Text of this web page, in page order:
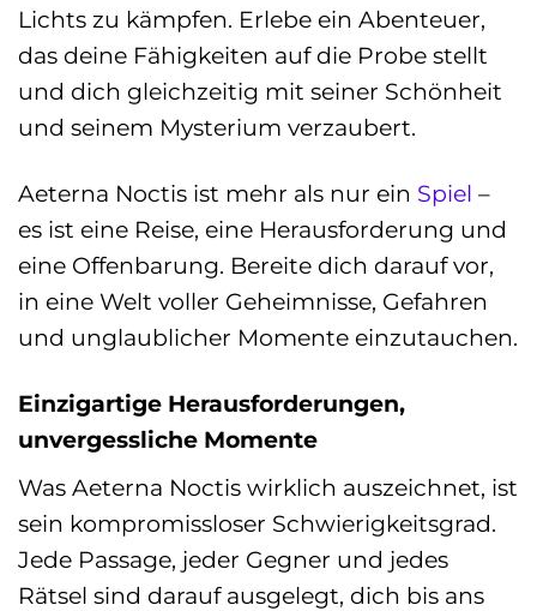
Lichts zu kämpfen. Erlebe ein Abenteuer,
das deine Fähigkeiten auf die Probe stellt
und dich gleichzeitig mit seiner Schönheit
und seinem Mysterium verzaubert.
Aeterna Noctis ist mehr als nur ein Spiel –
es ist eine Reise, eine Herausforderung und
eine Offenbarung. Bereite dich darauf vor,
in eine Welt voller Geheimnisse, Gefahren
und unglaublicher Momente einzutauchen.
Einzigartige Herausforderungen,
unvergessliche Momente
Was Aeterna Noctis wirklich auszeichnet, ist
sein kompromissloser Schwierigkeitsgrad.
Jede Passage, jeder Gegner und jedes
Rätsel sind darauf ausgelegt, dich bis ans